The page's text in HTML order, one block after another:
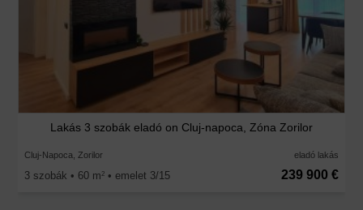
Lakás 3 szobák eladó on Cluj-napoca, Zóna Zorilor
Cluj-Napoca, Zorilor eladó lakás
3 szobák • 60 m2 • emelet 3/15 239 900 €